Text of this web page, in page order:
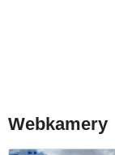
Webkamery